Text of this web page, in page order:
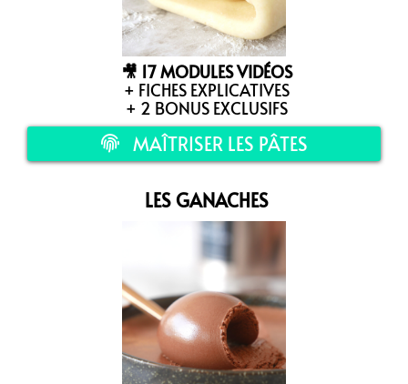
🎥 17 MODULES VIDÉOS
+ FICHES EXPLICATIVES
+ 2 BONUS EXCLUSIFS
MAÎTRISER LES PÂTES
LES GANACHES